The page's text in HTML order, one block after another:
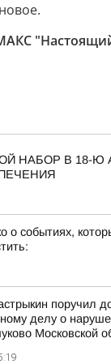
НАБОР В 18-Ю
о событиях,
поручил
делу о
Московской